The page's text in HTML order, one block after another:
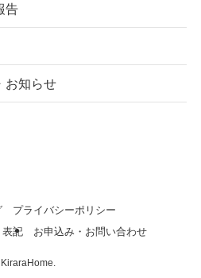
告
お知らせ
プライバシーポリシー
表記
お申込み・お問い合わせ